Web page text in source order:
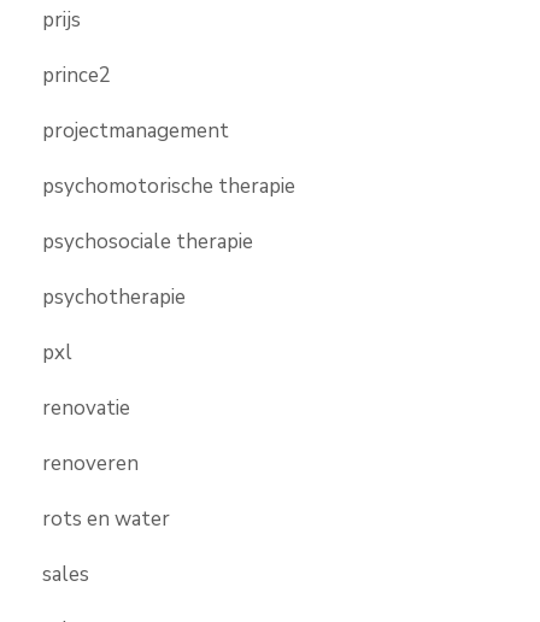
prijs
prince2
projectmanagement
psychomotorische therapie
psychosociale therapie
psychotherapie
pxl
renovatie
renoveren
rots en water
sales